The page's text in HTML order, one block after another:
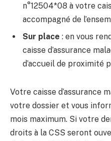
n°12504*08 à votre
accompagné de
Sur place : en vous
caisse d’assurance
d’accueil de proximité
Votre caisse d’assurance
votre dossier et vous
mois maximum. Si votre
droits à la CSS seront